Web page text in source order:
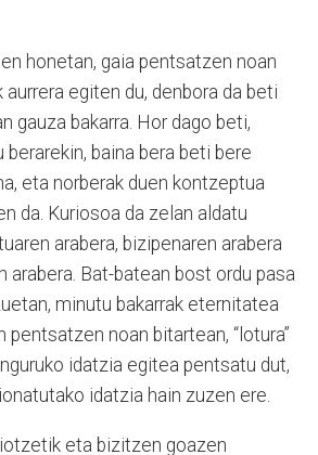
honetan, gaia pentsatzen noan
aurrera egiten du, denbora da beti
gauza bakarra. Hor dago beti,
berarekin, baina bera beti bere
eta norberak duen kontzeptua
da. Kuriosoa da zelan aldatu
arabera, bizipenaren arabera
arabera. Bat-batean bost ordu pasa
minutu bakarrak eternitatea
pentsatzen noan bitartean, “lotura”
idatzia egitea pentsatu dut,
idatzia hain zuzen ere.
eta bizitzen goazen